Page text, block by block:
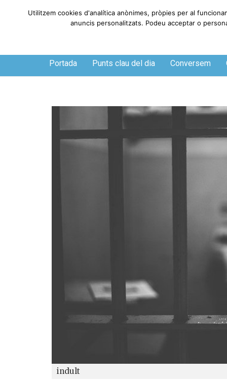
Dissabte, 8 de agosto de 2026
Portada Punts clau del dia Conversem
indult
Utilitzem cookies d'analítica anònimes, pròpies per al
anuncis personalitzats. Podeu acceptar o